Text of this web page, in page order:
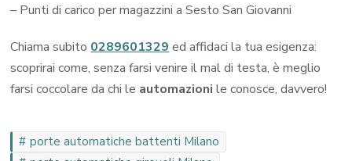
– Punti di carico per magazzini a Sesto San Giovanni
Chiama subito 0289601329 ed affidaci la tua esigenza:
scoprirai come, senza farsi venire il mal di testa, è meglio
farsi coccolare da chi le automazioni le conosce, davvero!
porte automatiche battenti Milano